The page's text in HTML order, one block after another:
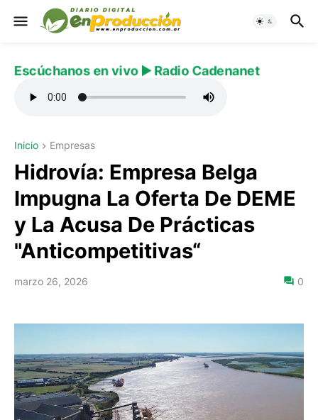
Escúchanos en vivo ▶️ Radio Cadenanet
Inicio Empresas
Hidrovía: Empresa Belga
Impugna La Oferta De DEME
y La Acusa De Prácticas
"Anticompetitivas“
marzo 26, 2026 0